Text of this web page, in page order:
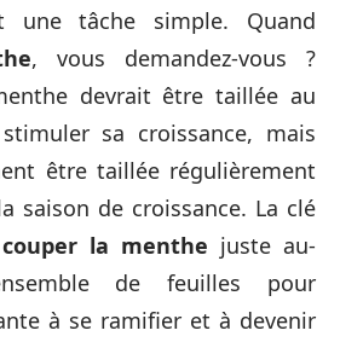
une tâche simple. Quand
, vous demandez-vous ?
devrait être taillée au
sa croissance, mais
être taillée régulièrement
saison de croissance. La clé
couper la menthe juste au-
de feuilles pour
à se ramifier et à devenir